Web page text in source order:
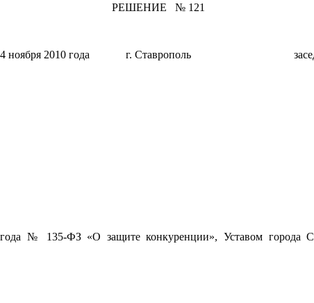
РЕШЕНИЕ № 121
24 ноября 2010 года г. Ставрополь
№ 135-ФЗ «О защите конкуренции», Уставом города